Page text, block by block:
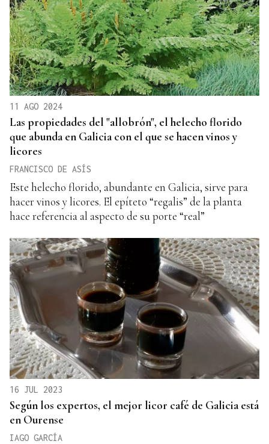
11 AGO 2024
Las propiedades del "allobrón", el helecho florido
que abunda en Galicia con el que se hacen vinos y
licores
FRANCISCO DE ASÍS
Este helecho florido, abundante en Galicia, sirve para
hacer vinos y licores. El epíteto “regalis” de la planta
hace referencia al aspecto de su porte “real”
16 JUL 2023
Según los expertos, el mejor licor café de Galicia está
en Ourense
IAGO GARCÍA